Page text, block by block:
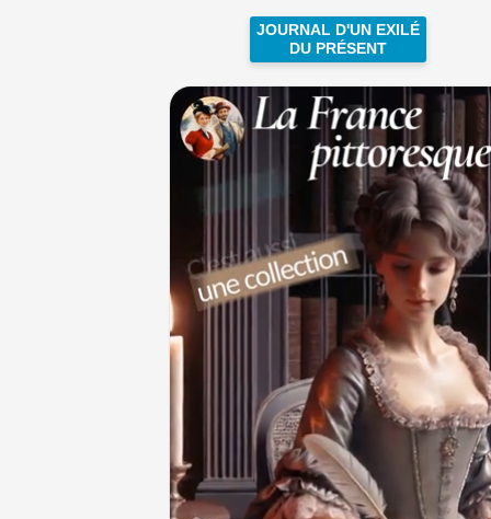
JOURNAL D'UN EXILÉ
DU PRÉSENT